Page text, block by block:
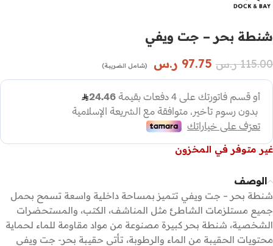
شنطة بحر – جت ويفي
115.00 ر.س 97.75 ر.س (شامل الضريبة)
غير متوفر في المخزون
الوصف
شنطة بحر – جت ويفي تتميز بمساحة داخلية واسعة تسمح بحمل
جميع مستلزمات الشاطئ مثل المناشف، الكتب، والمستحضرات
الشخصية، شنطة بحر كبيرة مصنوعة من مواد مقاومة للماء لحماية
محتويات الحقيبة من الماء والرطوبة، تأتي حقيبة بحر- جت ويفي